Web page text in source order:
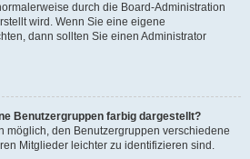
durch die Board-Administration
wird. Wenn Sie eine eigene
dann sollten Sie einen Administrator
Benutzergruppen farbig dargestellt?
möglich, den Benutzergruppen verschiedene
Mitglieder leichter zu identifizieren sind.